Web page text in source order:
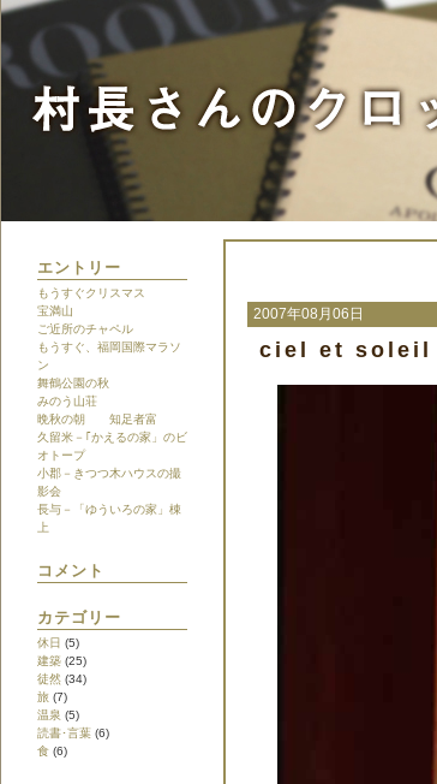
エントリー
もうすぐクリスマス
宝満山
ご近所のチャペル
もうすぐ、福岡国際マラソ
ン
舞鶴公園の秋
みのう山荘
晩秋の朝 知足者富
久留米－｢かえるの家」のビ
オトープ
小郡－きつつ木ハウスの撮
影会
長与－「ゆういろの家」棟
上
コメント
カテゴリー
休日 (5)
建築 (25)
徒然 (34)
旅 (7)
温泉 (5)
読書･言葉 (6)
食 (6)
2007年08月06日
ciel et soleil